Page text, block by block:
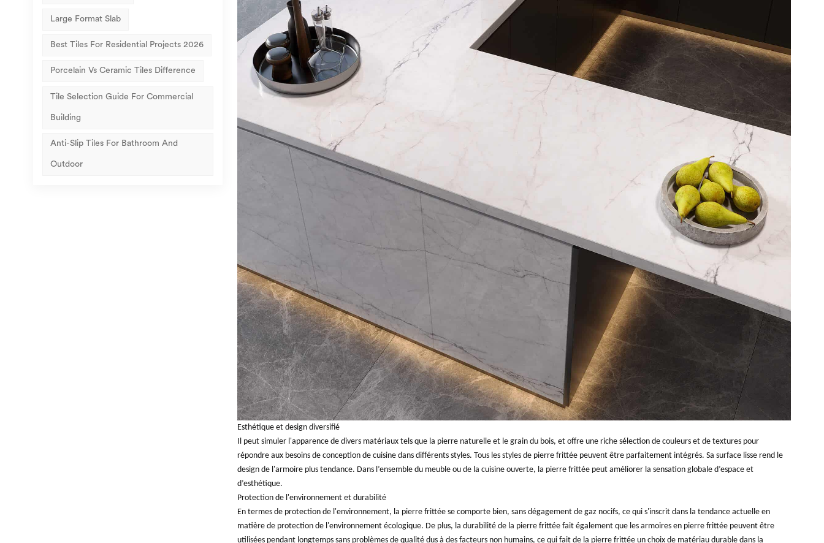
Large Format Slab
Best Tiles For Residential Projects 2026
Porcelain Vs Ceramic Tiles Difference
Tile Selection Guide For Commercial
Building
Anti-Slip Tiles For Bathroom And
Outdoor
Esthétique et design diversifié
Il peut simuler l'apparence de divers matériaux tels que la pierre naturelle et le grain du bois, et offre une riche sélection de couleurs et de textures pour
répondre aux besoins de conception de cuisine dans différents styles. Tous les styles de pierre frittée peuvent être parfaitement intégrés. Sa surface lisse rend le
design de l'armoire plus tendance. Dans l’ensemble du meuble ou de la cuisine ouverte, la pierre frittée peut améliorer la sensation globale d’espace et
d’esthétique.
Protection de l'environnement et durabilité
En termes de protection de l'environnement, la pierre frittée se comporte bien, sans dégagement de gaz nocifs, ce qui s'inscrit dans la tendance actuelle en
matière de protection de l'environnement écologique. De plus, la durabilité de la pierre frittée fait également que les armoires en pierre frittée peuvent être
utilisées pendant longtemps sans problèmes de qualité dus à des facteurs non humains, ce qui fait de la pierre frittée un choix de matériau durable dans la